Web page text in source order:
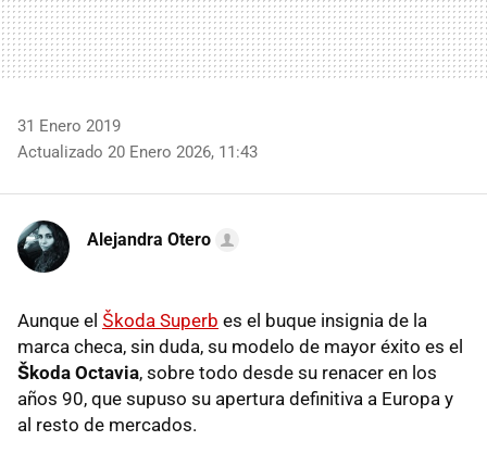
31 Enero 2019
Actualizado 20 Enero 2026, 11:43
Alejandra Otero
Aunque el Škoda Superb es el buque insignia de la
marca checa, sin duda, su modelo de mayor éxito es el
Škoda Octavia, sobre todo desde su renacer en los
años 90, que supuso su apertura definitiva a Europa y
al resto de mercados.